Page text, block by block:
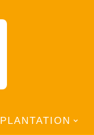
PLANTATION